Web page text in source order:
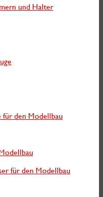
und Halter
den Modellbau
für den Modellbau